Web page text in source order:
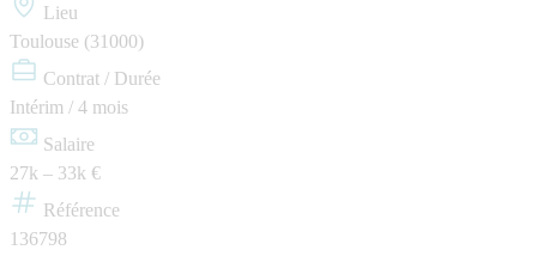
Lieu
Toulouse (31000)
Contrat / Durée
Intérim / 4 mois
Salaire
27k – 33k €
Référence
136798